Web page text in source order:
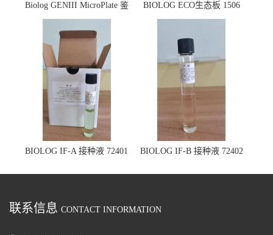
Biolog GENIII MicroPlate 鉴
定板 1030
BIOLOG ECO生态板 1506
BIOLOG IF-A 接种液 72401 BIOLOG IF-B 接种液 72402
联系信息 CONTACT INFORMATION